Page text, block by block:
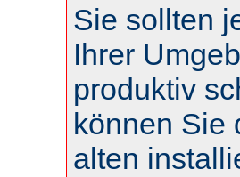
Sie sollten
Ihrer
produktiv
können Sie
alten